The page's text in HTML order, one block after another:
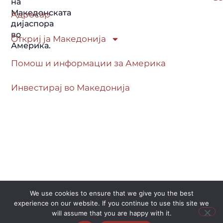
Македонската
дијаспора
во
Америка.
Адресар
Откриј ја Македонија
Помош и информации за Америка
Инвестирај во Македонија
© 2026 FROM MK. All Rights Reserved.
We use cookies to ensure that we give you the best
experience on our website. If you continue to use this site we
will assume that you are happy with it.